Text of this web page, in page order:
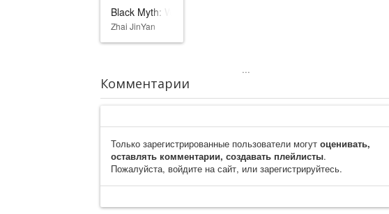
Black Myth: Wukong
Zhai JinYan
...
Комментарии
Только зарегистрированные пользователи могутоценивать,
оставлять комментарии, создавать плейлисты.
Пожалуйста, войдите на сайт, или зарегистрируйтесь.